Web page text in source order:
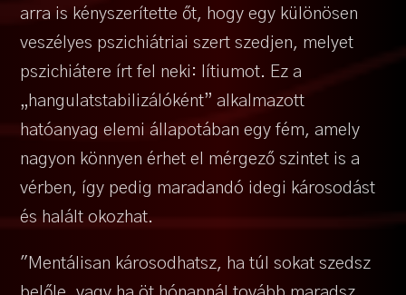
arra is kényszerítette őt, hogy egy különösen
veszélyes pszichiátriai szert szedjen, melyet
pszichiátere írt fel neki: lítiumot. Ez a
„hangulatstabilizálóként” alkalmazott
hatóanyag elemi állapotában egy fém, amely
nagyon könnyen érhet el mérgező szintet is a
vérben, így pedig maradandó idegi károsodást
és halált okozhat.
"Mentálisan károsodhatsz, ha túl sokat szedsz